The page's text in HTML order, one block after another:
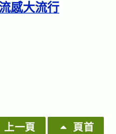
感大流行
上一頁 頁首